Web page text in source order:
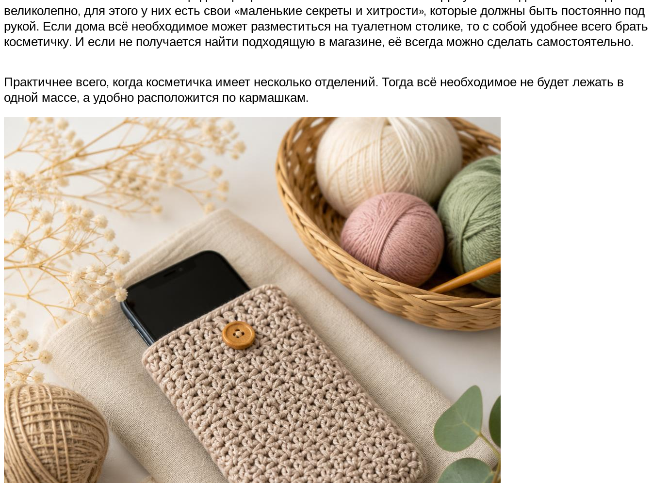
великолепно, для этого у них есть свои «маленькие секреты и хитрости», которые должны быть постоянно под
рукой. Если дома всё необходимое может разместиться на туалетном столике, то с собой удобнее всего брать
косметичку. И если не получается найти подходящую в магазине, её всегда можно сделать самостоятельно.
Практичнее всего, когда косметичка имеет несколько отделений. Тогда всё необходимое не будет лежать в
одной массе, а удобно расположится по кармашкам.